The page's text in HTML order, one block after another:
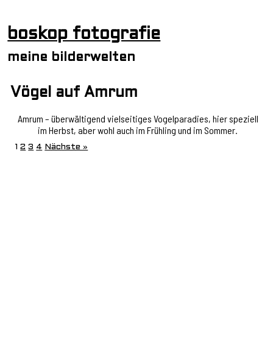
boskop fotografie
meine bilderwelten
Vögel auf Amrum
Amrum – überwältigend vielseitiges Vogelparadies, hier speziell
im Herbst, aber wohl auch im Frühling und im Sommer.
1 2 3 4 Nächste »